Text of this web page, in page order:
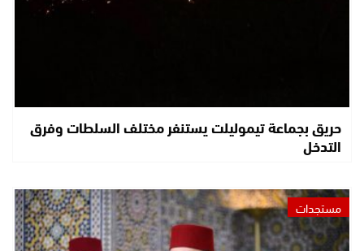
حريق بجماعة تيموليلت يستنفر مختلف السلطات وفرق
التدخل
مستجدات